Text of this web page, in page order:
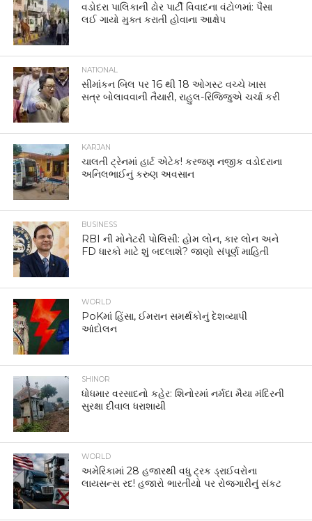
વડોદરા પાલિકાની ઢોર પાર્ટી વિવાદના વંટોળમાં: પૈસા
લઈ ગાયો મુક્ત કરાતી હોવાના આક્ષેપ
NATIONAL
સીમાંકન બિલ પર 16 થી 18 ઓગસ્ટ વચ્ચે ખાસ
સત્ર બોલાવવાની તૈયારી, રાહુલ-રિજિજુએ ચર્ચા કરી
KARJAN
ચાલતી ટ્રેનમાં હાર્ટ એટેક! કરજણ નજીક વડોદરાના
અનિલભાઈનું કરુણ અવસાન
BUSINESS
RBI ની મોનેટરી પોલિસી: હોમ લોન, કાર લોન અને
FD ધારકો માટે શું બદલાશે? જાણો સંપૂર્ણ માહિતી
WORLD
PoKમાં હિંસા, ઈમરાન સમર્થકોનું દેશવ્યાપી
આંદોલન
SHINOR
ધોધમાર વરસાદનો કહેર: શિનોરમાં નર્મદા મૈયા મંદિરની
સુરક્ષા દીવાલ ધરાશાયી
WORLD
અમેરિકામાં 28 હજારથી વધુ ટ્રક ડ્રાઈવરોના
લાયસન્સ રદ! હજારો ભારતીયો પર રોજગારીનું સંકટ